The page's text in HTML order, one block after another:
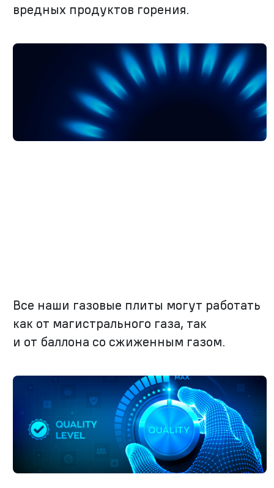
вредных продуктов горения.
Все наши газовые плиты могут работать
как от магистрального газа, так
и от баллона со сжиженным газом.